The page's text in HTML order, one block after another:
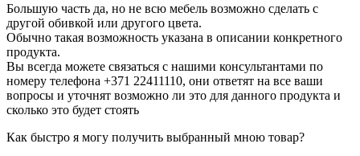
Большую часть да, но не всю мебель возможно сделать с
другой обивкой или другого цвета.
Обычно такая возможность указана в описании конкретного
продукта.
Вы всегда можете связаться с нашими консультантами по
номеру телефона +371 22411110, они ответят на все ваши
вопросы и уточнят возможно ли это для данного продукта и
сколько это будет стоять
Как быстро я могу получить выбранный мною товар?